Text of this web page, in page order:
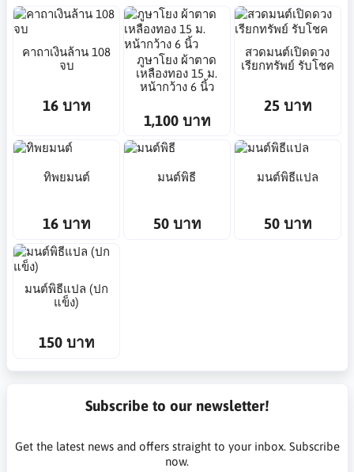
คาถาเงินล้าน 108
จบ
16 บาท
ภูษาโยง ผ้าตาด
เหลืองทอง 15 ม.
หน้ากว้าง 6 นิ้ว
1,100 บาท
สวดมนต์เปิดดวง
เรียกทรัพย์ รับโชค
25 บาท
ทิพยมนต์
16 บาท
มนต์พิธี
50 บาท
มนต์พิธีแปล
50 บาท
มนต์พิธีแปล (ปก
แข็ง)
150 บาท
Subscribe to our newsletter!
Get the latest news and offers straight to your inbox. Subscribe
now.